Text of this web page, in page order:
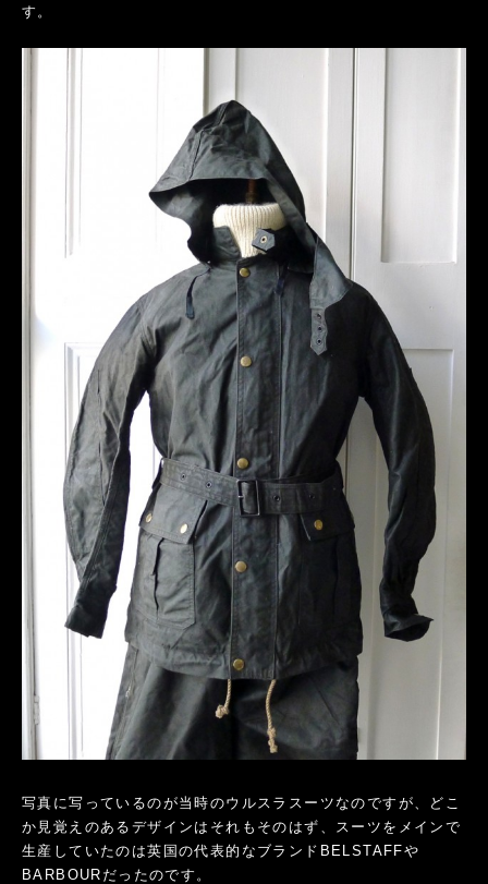
す。
写真に写っているのが当時のウルスラスーツなのですが、どこ
か見覚えのあるデザインはそれもそのはず、スーツをメインで
生産していたのは英国の代表的なブランドBELSTAFFや
BARBOURだったのです。